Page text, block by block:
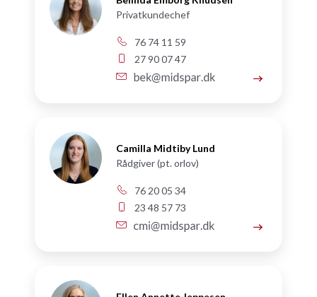
Privatkundechef
76 74 11 59
27 90 07 47
Camilla Midtiby Lund
Rådgiver (pt. orlov)
76 20 05 34
23 48 57 73